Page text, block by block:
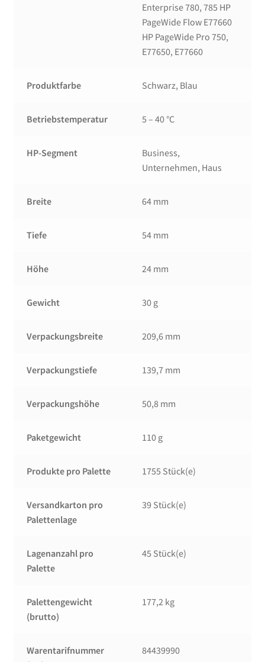
Enterprise 780, 785 HP
PageWide Flow E77660
HP PageWide Pro 750,
E77650, E77660
Produktfarbe Schwarz, Blau
Betriebstemperatur 5 – 40 °C
HP-Segment
Business,
Unternehmen, Haus
Breite 64 mm
Tiefe 54 mm
Höhe 24 mm
Gewicht 30 g
Verpackungsbreite 209,6 mm
Verpackungstiefe 139,7 mm
Verpackungshöhe 50,8 mm
Paketgewicht 110 g
Produkte pro Palette 1755 Stück(e)
Versandkarton pro
Palettenlage
39 Stück(e)
Lagenanzahl pro
Palette
45 Stück(e)
Palettengewicht
(brutto)
177,2 kg
Warentarifnummer
84439990